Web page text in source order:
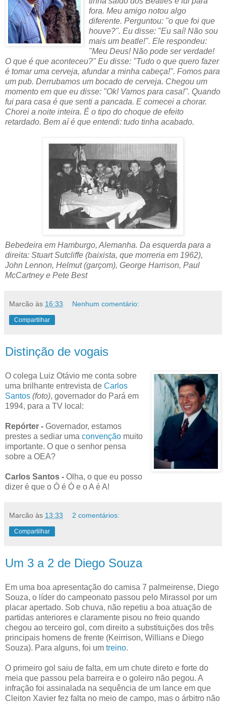
fora. Meu amigo notou algo
diferente. Perguntou: "o que foi que
houve?". Eu disse: "Eu saí! Não sou
mais um beatle!". Ele respondeu:
"Meu Deus! Não pode ser verdade!
O que é que aconteceu?" Eu disse: "Tudo o que quero fazer
é tomar uma cerveja, afundar a minha cabeça!". Fomos para
um pub. Derrubamos um bocado de cerveja. Chegou um
momento em que eu disse: "Ok! Vamos para casa!". Quando
fui para casa é que senti a pancada. E comecei a chorar.
Chorei a noite inteira. É o tipo do choque de efeito
retardado. Bem aí é que entendi: tudo tinha acabado.
Bebedeira em Hamburgo, Alemanha. Da esquerda para a
direita: Stuart Sutcliffe (baixista, que morreria em 1962),
John Lennon, Helmut (garçom), George Harrison, Paul
McCartney e Pete Best
Marcão às 16:33 Nenhum comentário:
Compartilhar
Distinção de vogais
O colega Luiz Otávio me conta sobre
uma brilhante entrevista de Carlos
Santos (foto), governador do Pará em
1994, para a TV local:
Repórter - Governador, estamos
prestes a sediar uma convenção muito
importante. O que o senhor pensa
sobre a OEA?
Carlos Santos - Olha, o que eu posso
dizer é que o Ó é Ó e o A é A!
Marcão às 13:33 2 comentários:
Compartilhar
Um 3 a 2 de Diego Souza
Em uma boa apresentação do camisa 7 palmeirense, Diego
Souza, o líder do campeonato passou pelo Mirassol por um
placar apertado. Sob chuva, não repetiu a boa atuação de
partidas anteriores e claramente pisou no freio quando
chegou ao terceiro gol, com direito a substituições dos três
principais homens de frente (Keirrison, Willians e Diego
Souza). Para alguns, foi um treino.
O primeiro gol saiu de falta, em um chute direto e forte do
meia que passou pela barreira e o goleiro não pegou. A
infração foi assinalada na sequência de um lance em que
Cleiton Xavier fez falta no meio de campo, mas o árbitro não